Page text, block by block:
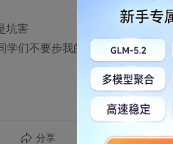
坑害
学们不要步我的后尘。
分享 转发到动态